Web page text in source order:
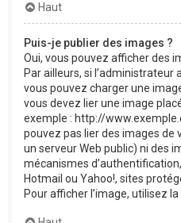
Haut
Puis-je publier des images ?
Oui, vous pouvez afficher des
Par ailleurs, si l’administrateur
vous pouvez charger une
vous devez lier une image
exemple : http://
pouvez pas lier des images de
un serveur Web public) ni des
mécanismes
Hotmail ou Yahoo!, sites
Pour afficher l’image, utilisez